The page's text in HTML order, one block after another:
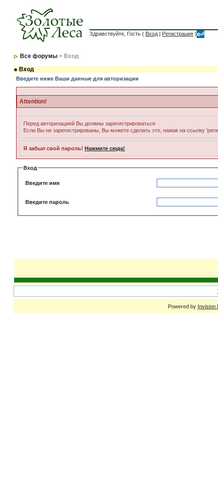
Здравствуйте, Гость ( Вход | Регистрация )
Все форумы > Вход
Вход
Введите ниже Ваши данные для авторизации
Attention!
Перед авторизацией Вы должны зарегистрироваться
Если Вы не зарегистрированы, Вы можете сделать это, нажав на ссылку
Я забыл свой пароль! Нажмите сюда!
Вход
Введите имя
Введите пароль
Powered by Invision